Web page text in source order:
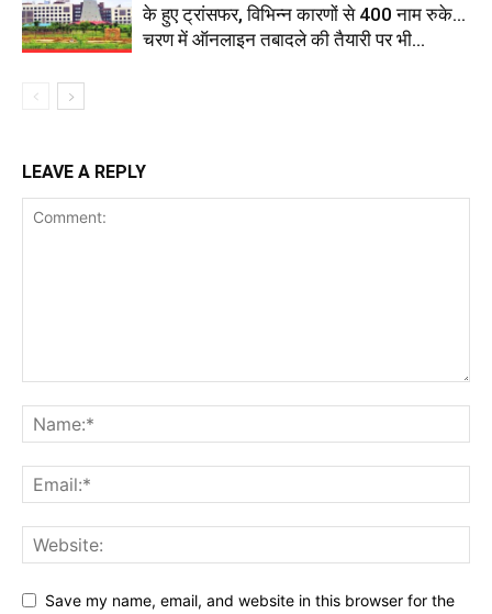
के हुए ट्रांसफर, विभिन्न कारणों से 400 नाम रुके…
चरण में ऑनलाइन तबादले की तैयारी पर भी...
LEAVE A REPLY
Save my name, email, and website in this browser for the